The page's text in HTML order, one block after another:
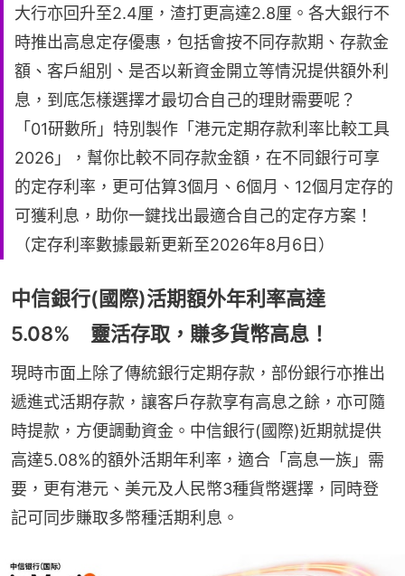
大行亦回升至2.4厘，渣打更高達2.8厘。各大銀行不
時推出高息定存優惠，包括會按不同存款期、存款金
額、客戶組別、是否以新資金開立等情況提供額外利
息，到底怎樣選擇才最切合自己的理財需要呢？
「01研數所」特別製作「港元定期存款利率比較工具
2026」，幫你比較不同存款金額，在不同銀行可享
的定存利率，更可估算3個月、6個月、12個月定存的
可獲利息，助你一鍵找出最適合自己的定存方案！
（定存利率數據最新更新至2026年8月6日）
中信銀行(國際)活期額外年利率高達
5.08% 靈活存取，賺多貨幣高息！
現時市面上除了傳統銀行定期存款，部份銀行亦推出
遞進式活期存款，讓客戶存款享有高息之餘，亦可隨
時提款，方便調動資金。中信銀行(國際)近期就提供
高達5.08%的額外活期年利率，適合「高息一族」需
要，更有港元、美元及人民幣3種貨幣選擇，同時登
記可同步賺取多幣種活期利息。